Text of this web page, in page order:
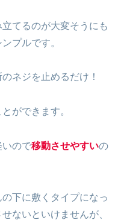
てるのが大変そうにも
プルです。
ネジを止めるだけ！
ができます。
いので移動させやすいの
下に敷くタイプになっ
ないといけませんが、